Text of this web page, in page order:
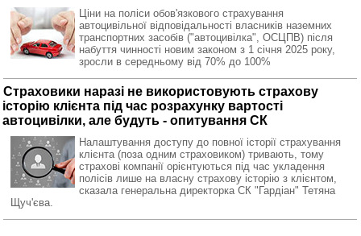
Ціни на поліси обов'язкового страхування
автоцивільної відповідальності власників наземних
транспортних засобів ("автоцивілка", ОСЦПВ) після
набуття чинності новим законом з 1 січня 2025 року,
зросли в середньому від 70% до 100%
Страховики наразі не використовують страхову
історію клієнта під час розрахунку вартості
автоцивілки, але будуть - опитування СК
Налаштування доступу до повної історії страхування
клієнта (поза одним страховиком) тривають, тому
страхові компанії орієнтуються під час укладення
полісів лише на власну страхову історію з клієнтом,
сказала генеральна директорка СК "Гардіан" Тетяна
Щуч'єва.